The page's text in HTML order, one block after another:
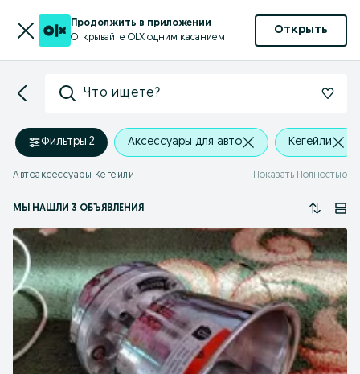
Продолжить в приложении
Открывайте OLX одним касанием
Открыть
Что ищете?
Фильтры·2 Аксессуары для авто Кегейли
Автоаксессуары Кегейли Показать Полностью
МЫ НАШЛИ 3 ОБЪЯВЛЕНИЯ